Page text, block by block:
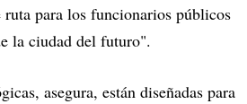
para los funcionarios públicos
la ciudad del futuro".
asegura, están diseñadas para